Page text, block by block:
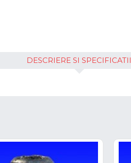
DESCRIERE SI SPECIFICATII